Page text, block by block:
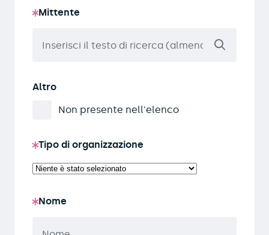
Mittente
Altro
Non presente nell'elenco
Tipo di organizzazione
Nome